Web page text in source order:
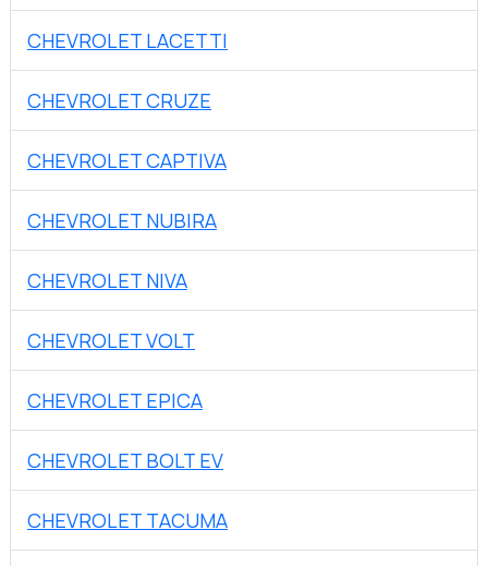
CHEVROLET LACETTI
CHEVROLET CRUZE
CHEVROLET CAPTIVA
CHEVROLET NUBIRA
CHEVROLET NIVA
CHEVROLET VOLT
CHEVROLET EPICA
CHEVROLET BOLT EV
CHEVROLET TACUMA